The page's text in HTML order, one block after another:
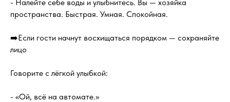
- Налейте себе воды и улыбнитесь. Вы — хозяйка
пространства. Быстрая. Умная. Спокойная.
➡️Если гости начнут восхищаться порядком — сохраняйте
лицо
Говорите с лёгкой улыбкой:
- «Ой, всё на автомате.»